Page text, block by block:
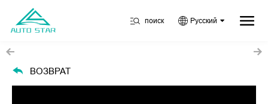
поиск Русский
ВОЗВРАТ